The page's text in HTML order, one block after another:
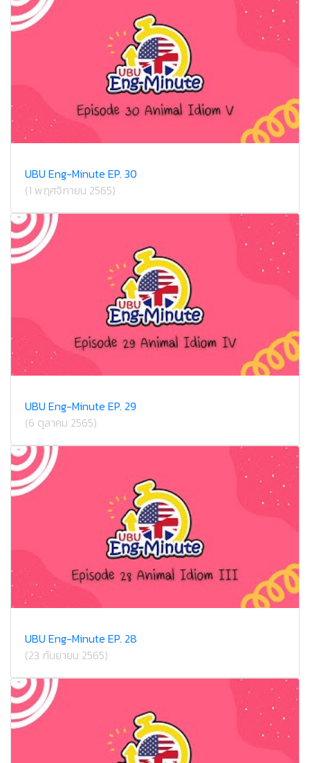
UBU Eng-Minute EP. 30
(1 พฤศจิกายน 2565)
UBU Eng-Minute EP. 29
(6 ตุลาคม 2565)
UBU Eng-Minute EP. 28
(23 กันยายน 2565)